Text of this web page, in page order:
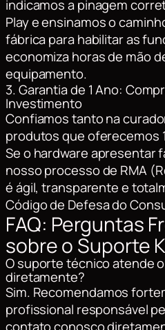
indicamos a pinagem
Playe ensinamos o
fábrica para habilitar as
economiza horas de mão
equipamento.
3. Garantia de 1 Ano:
Investimento
Confiamos tanto na
produtos que oferecemos
Se o hardware apresentar
nosso processo de RMA
é ágil, transparente e
Código de Defesa do
FAQ: Perguntas
sobre o Suporte
O suporte técnico atende
diretamente?
Sim. Recomendamos
profissional responsável